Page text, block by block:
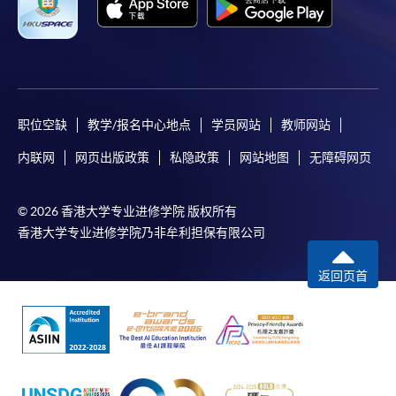
职位空缺 教学/报名中心地点 学员网站 教师网站
内联网 网页出版政策 私隐政策 网站地图 无障碍网页
© 2026 香港大学专业进修学院 版权所有
香港大学专业进修学院乃非牟利担保有限公司
返回页首